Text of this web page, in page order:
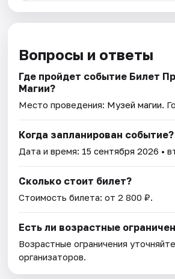
Вопросы и ответы
Где пройдет событие Билет
Магии?
Место проведения: Музей магии.
Когда запланирован событие?
Дата и время: 15 сентября 2026 •
Сколько стоит билет?
Стоимость билета: от 2 800 ₽.
Есть ли возрастные
Возрастные ограничения
организаторов.